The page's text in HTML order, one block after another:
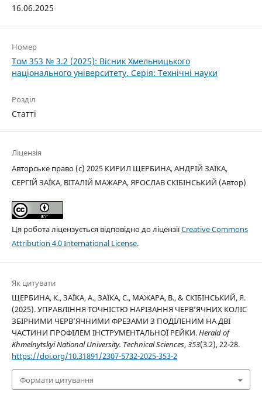
16.06.2025
Номер
Том 353 № 3.2 (2025): Вісник Хмельницького
національного університету. Серія: Технічні науки
Розділ
Статті
Ліцензія
Авторське право (c) 2025 КИРИЛ ЩЕРБИНА, АНДРІЙ ЗАЇКА,
СЕРГІЙ ЗАЇКА, ВІТАЛІЙ МАЖАРА, ЯРОСЛАВ СКІБІНСЬКИЙ (Автор)
Ця робота ліцензується відповідно до ліцензіїCreative Commons
Attribution 4.0 International License.
Як цитувати
ЩЕРБИНА, К., ЗАЇКА, А., ЗАЇКА, С., МАЖАРА, В., & СКІБІНСЬКИЙ, Я.
(2025). УПРАВЛІННЯ ТОЧНІСТЮ НАРІЗАННЯ ЧЕРВ’ЯЧНИХ КОЛІС
ЗБІРНИМИ ЧЕРВ’ЯЧНИМИ ФРЕЗАМИ З ПОДІЛЕНИМ НА ДВІ
ЧАСТИНИ ПРОФІЛЕМ ІНСТРУМЕНТАЛЬНОЇ РЕЙКИ.Herald of
Khmelnytskyi National University. Technical Sciences,353(3.2), 22-28.
https://doi.org/10.31891/2307-5732-2025-353-2
Формати цитування